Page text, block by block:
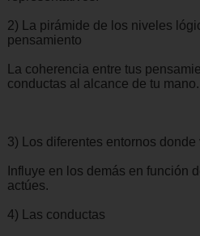
2) La pirámide de los niveles
pensamiento
La coherencia entre tus
conductas al alcance de tu mano.
3) Los diferentes entornos donde
Influye en los demás en función
actúes.
4) Las conductas